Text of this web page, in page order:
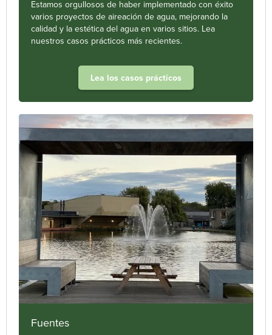
Estamos orgullosos de haber implementado con éxito
varios proyectos de aireación de agua, mejorando la
calidad y la estética del agua en varios sitios. Lea
nuestros casos prácticos más recientes.
Lea los casos prácticos
Fuentes